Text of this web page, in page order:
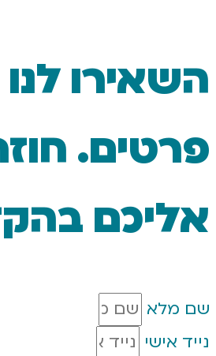
לנו
חוזרים
בהקדם.